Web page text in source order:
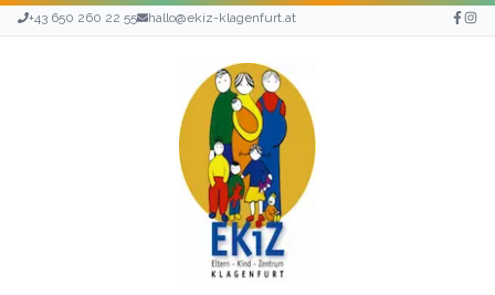
+43 650 260 22 55 hallo@ekiz-klagenfurt.at